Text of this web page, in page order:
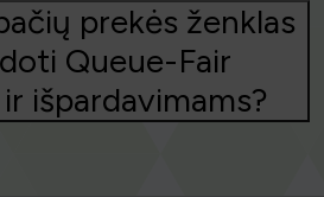
prekės ženklas
Queue-Fair
išpardavimams?